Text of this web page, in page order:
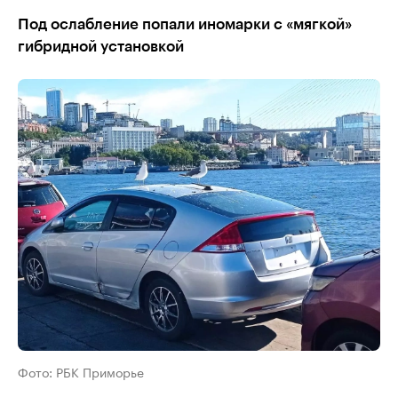
Под ослабление попали иномарки с «мягкой»
гибридной установкой
Фото: РБК Приморье